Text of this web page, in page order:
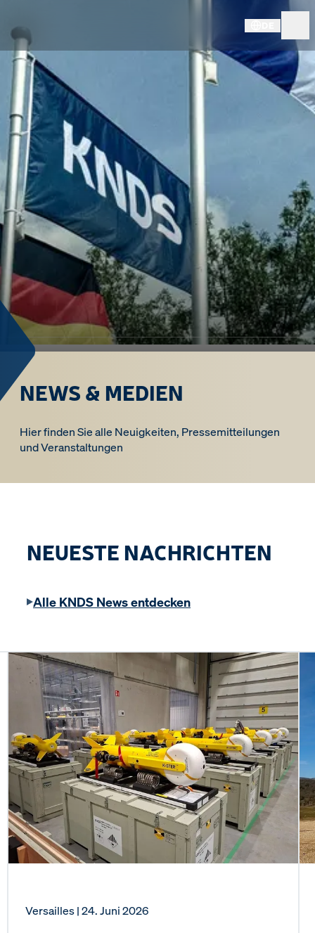
NEWS & MEDIEN
NEWS & MEDIEN
Hier finden Sie alle Neuigkeiten, Pressemitteilungen
und Veranstaltungen
NEUESTE NACHRICHTEN
Alle KNDS News entdecken
Versailles| 24. Juni 2026